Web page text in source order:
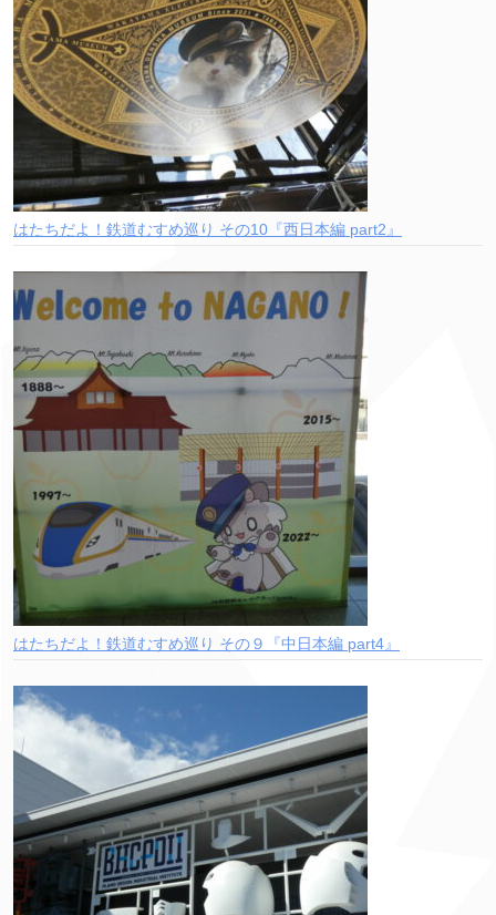
はたちだよ！鉄道むすめ巡り その10『西日本編 part2』
はたちだよ！鉄道むすめ巡り その９『中日本編 part4』